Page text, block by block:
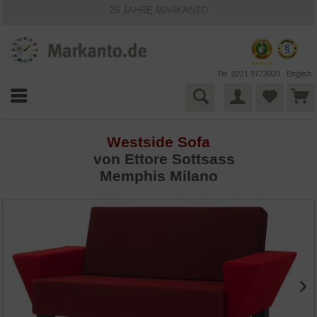
25 JAHRE MARKANTO
VIELFÄLTIGE ZAHLUNGSMÖGLICHKEITEN
BESTPRICE-GARANTIE
Tel. 0221 9723920 English
Westside Sofa
von Ettore Sottsass
Memphis Milano